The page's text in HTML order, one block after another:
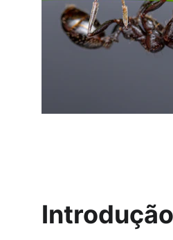
Introdução